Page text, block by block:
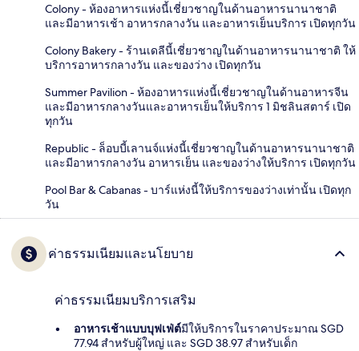
Colony - ห้องอาหารแห่งนี้เชี่ยวชาญในด้านอาหารนานาชาติ
และมีอาหารเช้า อาหารกลางวัน และอาหารเย็นบริการ เปิดทุกวัน
Colony Bakery - ร้านเดลีนี้เชี่ยวชาญในด้านอาหารนานาชาติ ให้
บริการอาหารกลางวัน และของว่าง เปิดทุกวัน
Summer Pavilion - ห้องอาหารแห่งนี้เชี่ยวชาญในด้านอาหารจีน
และมีอาหารกลางวันและอาหารเย็นให้บริการ 1 มิชลินสตาร์ เปิด
ทุกวัน
Republic - ล็อบบี้เลานจ์แห่งนี้เชี่ยวชาญในด้านอาหารนานาชาติ
และมีอาหารกลางวัน อาหารเย็น และของว่างให้บริการ เปิดทุกวัน
Pool Bar & Cabanas - บาร์แห่งนี้ให้บริการของว่างเท่านั้น เปิดทุก
วัน
ค่าธรรมเนียมและนโยบาย
ค่าธรรมเนียมบริการเสริม
อาหารเช้าแบบบุฟเฟ่ต์มีให้บริการในราคาประมาณ SGD
77.94 สำหรับผู้ใหญ่ และ SGD 38.97 สำหรับเด็ก